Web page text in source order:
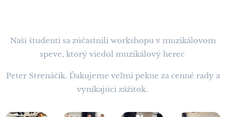
Naši študenti sa zúčastnili workshopu v muzikálovom
speve, ktorý viedol muzikálový herec
Peter Strenáčik. Ďakujeme veľmi pekne za cenné rady a
vynikajúci zážitok.